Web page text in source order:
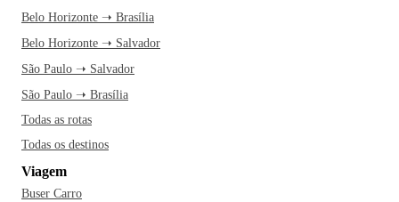
Belo Horizonte ➝ Brasília
Belo Horizonte ➝ Salvador
São Paulo ➝ Salvador
São Paulo ➝ Brasília
Todas as rotas
Todas os destinos
Viagem
Buser Carro